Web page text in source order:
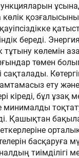
береді.
тұтыну көлемін
төмен
сақталады.
ету
кіреді, бұл ұзақ
минималды
Қашықтан
басқаруға
тиімділігі